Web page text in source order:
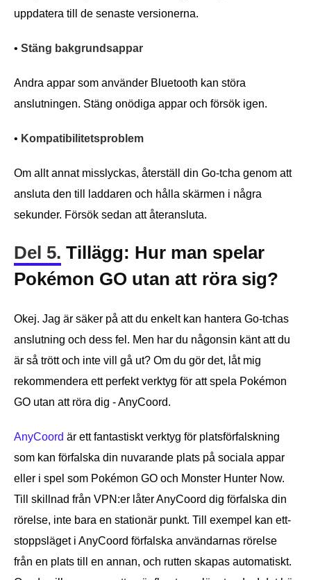
uppdatera till de senaste versionerna.
• Stäng bakgrundsappar
Andra appar som använder Bluetooth kan störa
anslutningen. Stäng onödiga appar och försök igen.
• Kompatibilitetsproblem
Om allt annat misslyckas, återställ din Go-tcha genom att
ansluta den till laddaren och hålla skärmen i några
sekunder. Försök sedan att återansluta.
Del 5. Tillägg: Hur man spelar
Pokémon GO utan att röra sig?
Okej. Jag är säker på att du enkelt kan hantera Go-tchas
anslutning och dess fel. Men har du någonsin känt att du
är så trött och inte vill gå ut? Om du gör det, låt mig
rekommendera ett perfekt verktyg för att spela Pokémon
GO utan att röra dig - AnyCoord.
AnyCoord är ett fantastiskt verktyg för platsförfalskning
som kan förfalska din nuvarande plats på sociala appar
eller i spel som Pokémon GO och Monster Hunter Now.
Till skillnad från VPN:er låter AnyCoord dig förfalska din
rörelse, inte bara en stationär punkt. Till exempel kan ett-
stoppsläget i AnyCoord förfalska användarnas rörelse
från en plats till en annan, och rutten skapas automatiskt.